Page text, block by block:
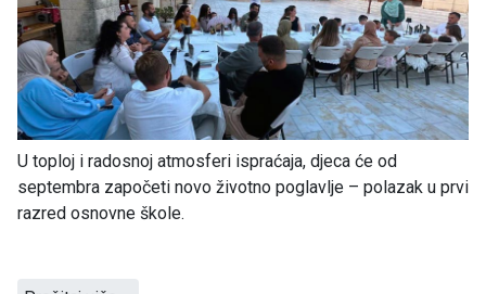
U toploj i radosnoj atmosferi ispraćaja, djeca će od
septembra započeti novo životno poglavlje – polazak u prvi
razred osnovne škole.